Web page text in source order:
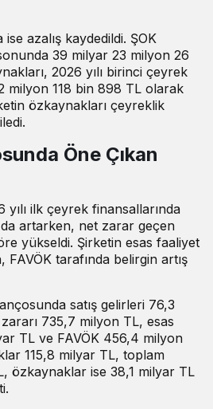
azalış kaydedildi. ŞOK
39 milyar 23 milyon 26
2026 yılı birinci çeyrek
milyon 118 bin 898 TL olarak
özkaynakları çeyreklik
Öne Çıkan
yılı ilk çeyrek finansallarında
artarken, net zarar geçen
yükseldi. Şirketin esas faaliyet
FAVÖK tarafında belirgin artış
satış gelirleri 76,3
735,7 milyon TL, esas
TL ve FAVÖK 456,4 milyon
115,8 milyar TL, toplam
özkaynaklar ise 38,1 milyar TL